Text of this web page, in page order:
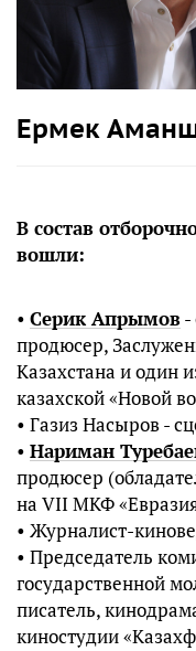
Ермек
В состав
вошли:
• Серик Апрымов-
продюсер,
Казахстана и один
казахской «Новой
• Газиз Насыров -
• Нариман
продюсер
на VII МКФ
• Журналист-
• Председатель
государственной
писатель,
киностудии